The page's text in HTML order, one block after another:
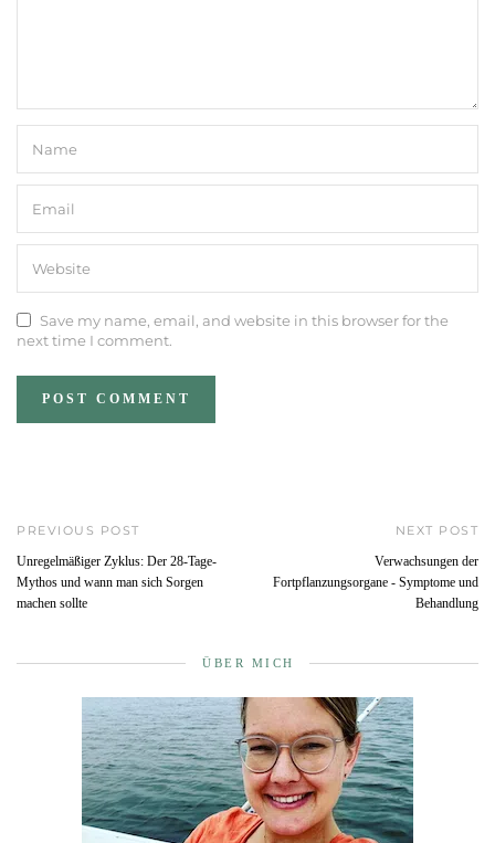
Save my name, email, and website in this browser for the
next time I comment.
PREVIOUS POST
Unregelmäßiger Zyklus: Der 28-Tage-
Mythos und wann man sich Sorgen
machen sollte
NEXT POST
Verwachsungen der
Fortpflanzungsorgane - Symptome und
Behandlung
ÜBER MICH